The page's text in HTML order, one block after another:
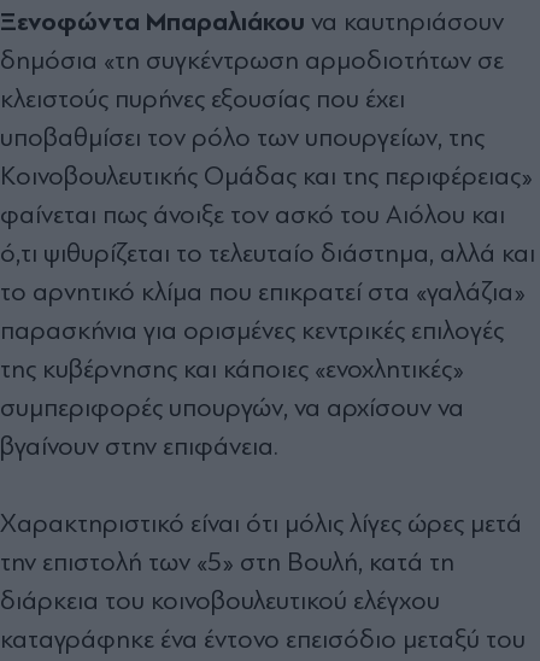
Ξενοφώντα Μπαραλιάκου να καυτηριάσουν
δημόσια «τη συγκέντρωση αρμοδιοτήτων σε
κλειστούς πυρήνες εξουσίας που έχει
υποβαθμίσει τον ρόλο των υπουργείων, της
Κοινοβουλευτικής Ομάδας και της περιφέρειας»
φαίνεται πως άνοιξε τον ασκό του Αιόλου και
ό,τι ψιθυρίζεται το τελευταίο διάστημα, αλλά και
το αρνητικό κλίμα που επικρατεί στα «γαλάζια»
παρασκήνια για ορισμένες κεντρικές επιλογές
της κυβέρνησης και κάποιες «ενοχλητικές»
συμπεριφορές υπουργών, να αρχίσουν να
βγαίνουν στην επιφάνεια.
Χαρακτηριστικό είναι ότι μόλις λίγες ώρες μετά
την επιστολή των «5» στη Βουλή, κατά τη
διάρκεια του κοινοβουλευτικού ελέγχου
καταγράφηκε ένα έντονο επεισόδιο μεταξύ του